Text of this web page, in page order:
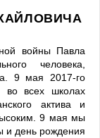
войны Павла
человека,
9 мая 2017-го
во всех школах
актива и
9 мая мы
и день рождения